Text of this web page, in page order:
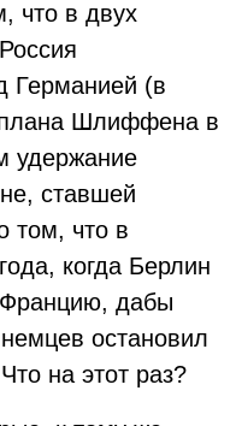
что в двух
Германией (в
Шлиффена в
удержание
ставшей
том, что в
когда Берлин
дабы
остановил
на этот раз?